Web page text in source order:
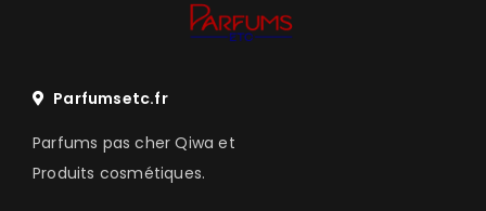
Parfumsetc.fr
Parfums pas cher Qiwa et
Produits cosmétiques.